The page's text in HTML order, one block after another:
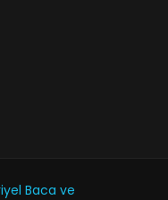
Baca ve